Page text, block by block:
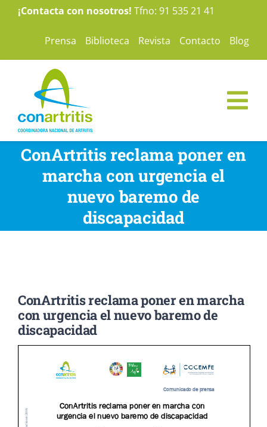
Saltar¡Contacta con nosotros! Tfno: 91 535 21 41
Prensa Biblioteca Revista Contacto Blog
ConArtritis
Noticias
Colabora
ConArtritis reclama poner en
marcha con urgencia el
nuevo baremo de
discapacidad
ConArtritis reclama poner en marcha
con urgencia el nuevo baremo de
discapacidad